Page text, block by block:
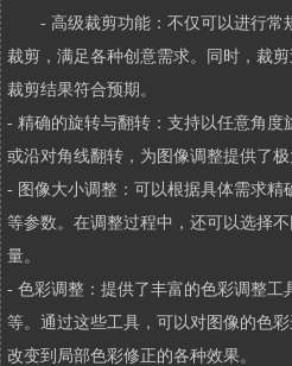
- 高级裁剪功能：不仅可以进行常
裁剪，满足各种创意需求。同时，裁
裁剪结果符合预期。
- 精确的旋转与翻转：支持以任意角度
或沿对角线翻转，为图像调整提供了极
- 图像大小调整：可以根据具体需求精
等参数。在调整过程中，还可以选择
量。
- 色彩调整：提供了丰富的色彩调整工
等。通过这些工具，可以对图像的色
改变到局部色彩修正的各种效果。